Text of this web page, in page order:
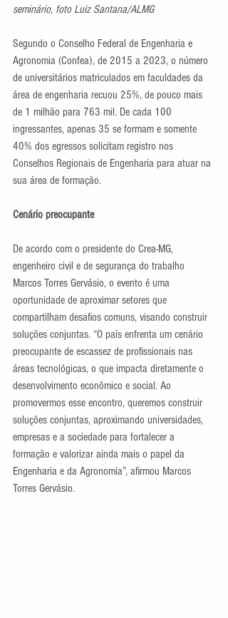
seminário, foto Luiz Santana/ALMG
Segundo o Conselho Federal de Engenharia e
Agronomia (Confea), de 2015 a 2023, o número
de universitários matriculados em faculdades da
área de engenharia recuou 25%, de pouco mais
de 1 milhão para 763 mil. De cada 100
ingressantes, apenas 35 se formam e somente
40% dos egressos solicitam registro nos
Conselhos Regionais de Engenharia para atuar na
sua área de formação.
Cenário preocupante
De acordo com o presidente do Crea-MG,
engenheiro civil e de segurança do trabalho
Marcos Torres Gervásio, o evento é uma
oportunidade de aproximar setores que
compartilham desafios comuns, visando construir
soluções conjuntas. “O país enfrenta um cenário
preocupante de escassez de profissionais nas
áreas tecnológicas, o que impacta diretamente o
desenvolvimento econômico e social. Ao
promovermos esse encontro, queremos construir
soluções conjuntas, aproximando universidades,
empresas e a sociedade para fortalecer a
formação e valorizar ainda mais o papel da
Engenharia e da Agronomia”, afirmou Marcos
Torres Gervásio.